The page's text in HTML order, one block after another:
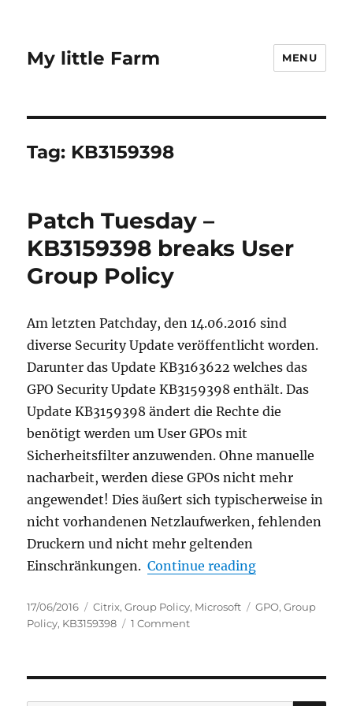
My little Farm MENU
Tag: KB3159398
Patch Tuesday –
KB3159398 breaks User
Group Policy
Am letzten Patchday, den 14.06.2016 sind
diverse Security Update veröffentlicht worden.
Darunter das Update KB3163622 welches das
GPO Security Update KB3159398 enthält. Das
Update KB3159398 ändert die Rechte die
benötigt werden um User GPOs mit
Sicherheitsfilter anzuwenden. Ohne manuelle
nacharbeit, werden diese GPOs nicht mehr
angewendet! Dies äußert sich typischerweise in
nicht vorhandenen Netzlaufwerken, fehlenden
Druckern und nicht mehr geltenden
Einschränkungen.Continue reading“Patch
Posted
on
17/06/2016 Categories
Citrix,Group Policy, Microsoft Tags
GPO,Group
Policy, KB3159398 1 Commenton